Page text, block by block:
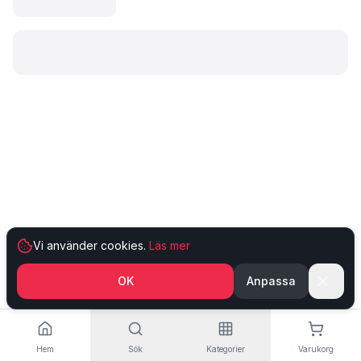
Hem Sök Kategorier Varukorg
Vi använder cookies. Läs mer
OK Anpassa